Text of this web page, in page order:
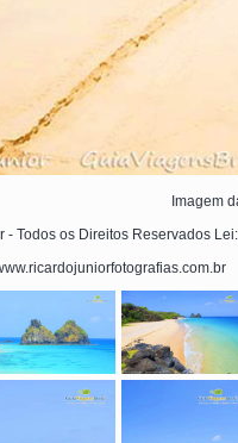
Imagem
- Todos os Direitos Reservados